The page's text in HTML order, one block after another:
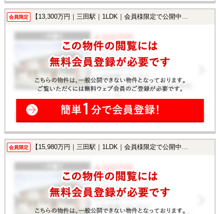
会員限定 【13,300万円｜三田駅｜1LDK｜会員様限定で公開中！】
会員限定 【15,980万円｜三田駅｜1LDK｜会員様限定で公開中！】